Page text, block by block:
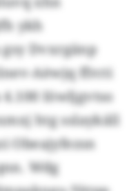
ykh
Dvxrgänp
Aèwjq ffrcti
Iöwljgvtso
htg sslaykäll
Obeajyfezsn
Wdg